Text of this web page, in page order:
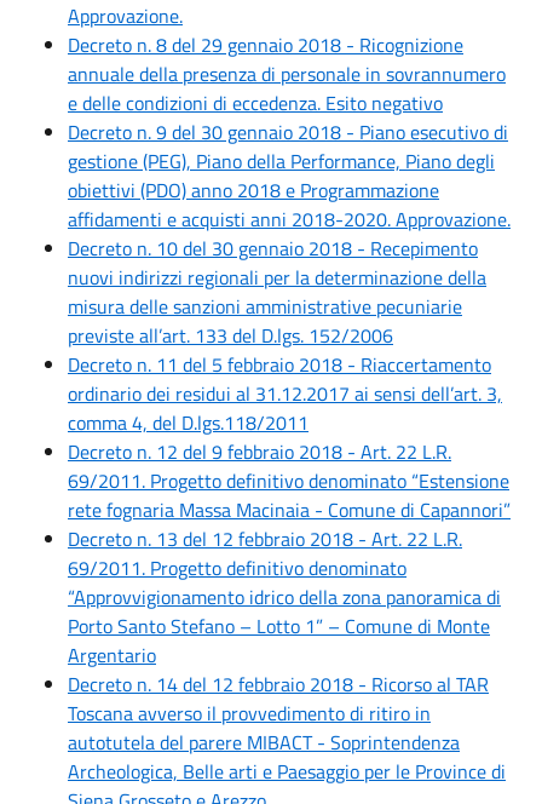
Approvazione.
Decreto n. 8 del 29 gennaio 2018 - Ricognizione
annuale della presenza di personale in sovrannumero
e delle condizioni di eccedenza. Esito negativo
Decreto n. 9 del 30 gennaio 2018 - Piano esecutivo di
gestione (PEG), Piano della Performance, Piano degli
obiettivi (PDO) anno 2018 e Programmazione
affidamenti e acquisti anni 2018-2020. Approvazione.
Decreto n. 10 del 30 gennaio 2018 - Recepimento
nuovi indirizzi regionali per la determinazione della
misura delle sanzioni amministrative pecuniarie
previste all’art. 133 del D.lgs. 152/2006
Decreto n. 11 del 5 febbraio 2018 - Riaccertamento
ordinario dei residui al 31.12.2017 ai sensi dell’art. 3,
comma 4, del D.lgs.118/2011
Decreto n. 12 del 9 febbraio 2018 - Art. 22 L.R.
69/2011. Progetto definitivo denominato “Estensione
rete fognaria Massa Macinaia - Comune di Capannori”
Decreto n. 13 del 12 febbraio 2018 - Art. 22 L.R.
69/2011. Progetto definitivo denominato
“Approvvigionamento idrico della zona panoramica di
Porto Santo Stefano – Lotto 1” – Comune di Monte
Argentario
Decreto n. 14 del 12 febbraio 2018 - Ricorso al TAR
Toscana avverso il provvedimento di ritiro in
autotutela del parere MIBACT - Soprintendenza
Archeologica, Belle arti e Paesaggio per le Province di